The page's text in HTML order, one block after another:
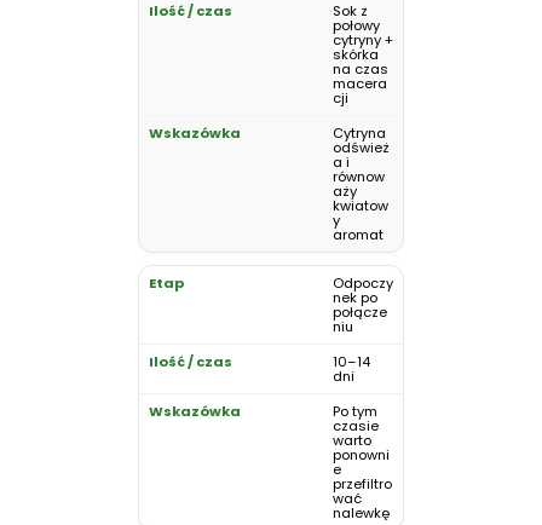
Sok z
połowy
cytryny +
skórka
na czas
macera
cji
Cytryna
odśwież
a i
równow
aży
kwiatow
y
aromat
Odpoczy
nek po
połącze
niu
10–14
dni
Po tym
czasie
warto
ponowni
e
przefiltro
wać
nalewkę